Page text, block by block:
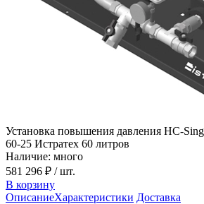
Установка повышения давления HC-
60-25 Истратех 60 литров
Наличие: много
581 296 ₽ / шт.
В корзину
ОписаниеХарактеристики Доставка